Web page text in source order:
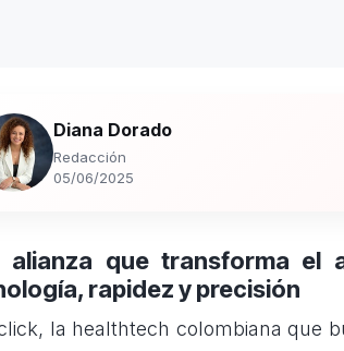
Diana Dorado
Redacción
05/06/2025
alianza que transforma el
rapidez y precisión
la healthtech colombiana que